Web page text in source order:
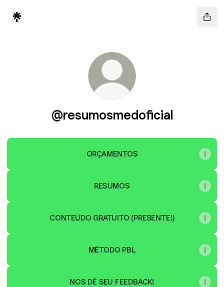
@resumosmedoficial
ORÇAMENTOS
RESUMOS
CONTEÚDO GRATUITO (PRESENTE!)
MÉTODO PBL
NOS DÊ SEU FEEDBACK!